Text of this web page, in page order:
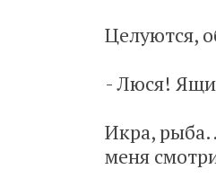
Целуются,
- Люся!
Икра,
меня